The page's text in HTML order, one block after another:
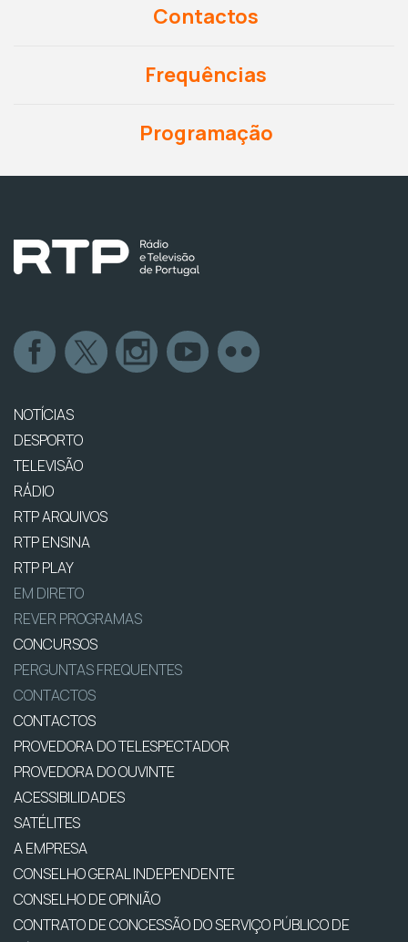
Contactos
Frequências
Programação
NOTÍCIAS
DESPORTO
TELEVISÃO
RÁDIO
RTP ARQUIVOS
RTP ENSINA
RTP PLAY
EM DIRETO
REVER PROGRAMAS
CONCURSOS
PERGUNTAS FREQUENTES
CONTACTOS
CONTACTOS
PROVEDORA DO TELESPECTADOR
PROVEDORA DO OUVINTE
ACESSIBILIDADES
SATÉLITES
A EMPRESA
CONSELHO GERAL INDEPENDENTE
CONSELHO DE OPINIÃO
CONTRATO DE CONCESSÃO DO SERVIÇO PÚBLICO DE